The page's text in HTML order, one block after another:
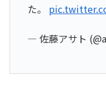
た。
— 佐藤アサト